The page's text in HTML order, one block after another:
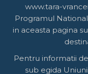
www.tara-
Programul
in aceasta pagina
Pentru informatii
sub egida